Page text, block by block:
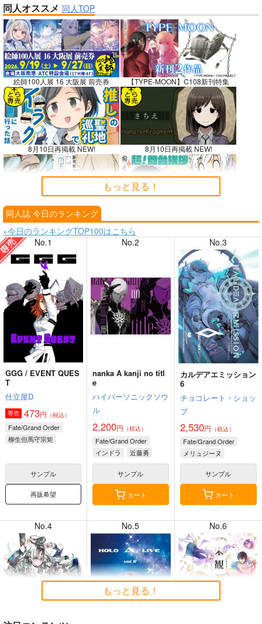
同人オススメ 同人TOP
絵師100人展 16 大阪展 前売券 【TYPE-MOON】C108新刊特集
8月10日再掲載 NEW! 8月10日再掲載 NEW!
8月9日掲載
8月7日掲載 8月7日掲載
8月6日掲載 8月6日掲載
8月4日掲載 8月4日掲載
8月3日掲載 8月3日掲載
8月2日掲載 8月2日掲載
もっと見る！
同人誌 今日のランキング
»今日のランキングTOP100はこちら
No.1
GGG / EVENT QUES
T
仕立屋D
専売 473円 （税込）
Fate/Grand Order
柳生但馬守宗矩
レジスタンスのライダー
サンプル
再販希望
No.2
nanka A kanji no titl
e
ハイパーソニックソウ
ル
2,200円 （税込）
Fate/Grand Order
インドラ
近藤勇
サンプル
カート
No.3
カルデアエミッション
6
チョコレート・ショッ
プ
2,530円 （税込）
Fate/Grand Order
メリュジーヌ
サンプル
カート
No.4 No.5 No.6
もっと見る！